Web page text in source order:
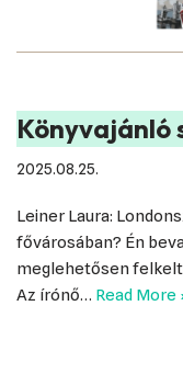
Könyvajánló
2025.08.25.
Leiner Laura:
fővárosában? Én
meglehetősen
Az írónő… Read More